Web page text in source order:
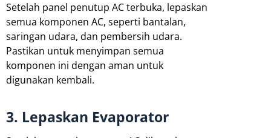
Setelah panel penutup AC terbuka, lepaskan
semua komponen AC, seperti bantalan,
saringan udara, dan pembersih udara.
Pastikan untuk menyimpan semua
komponen ini dengan aman untuk
digunakan kembali.
3. Lepaskan Evaporator